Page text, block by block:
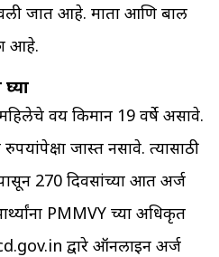
जात आहे. माता आणि बाल
आहे.
वय किमान 19 वर्षे असावे.
जास्त नसावे. त्यासाठी
270 दिवसांच्या आत अर्ज
PMMVY च्या अधिकृत
द्वारे ऑनलाइन अर्ज